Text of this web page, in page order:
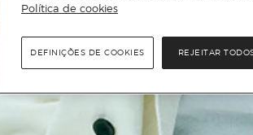
Política de cookies
REJEITAR
DEFINIÇÕES DE COOKIES